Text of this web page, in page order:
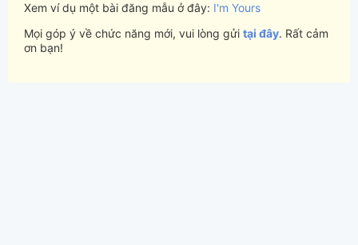
Xem ví dụ một bài đăng mẫu ở đây: I'm Yours
Mọi góp ý về chức năng mới, vui lòng gửi tại đây. Rất cảm
ơn bạn!